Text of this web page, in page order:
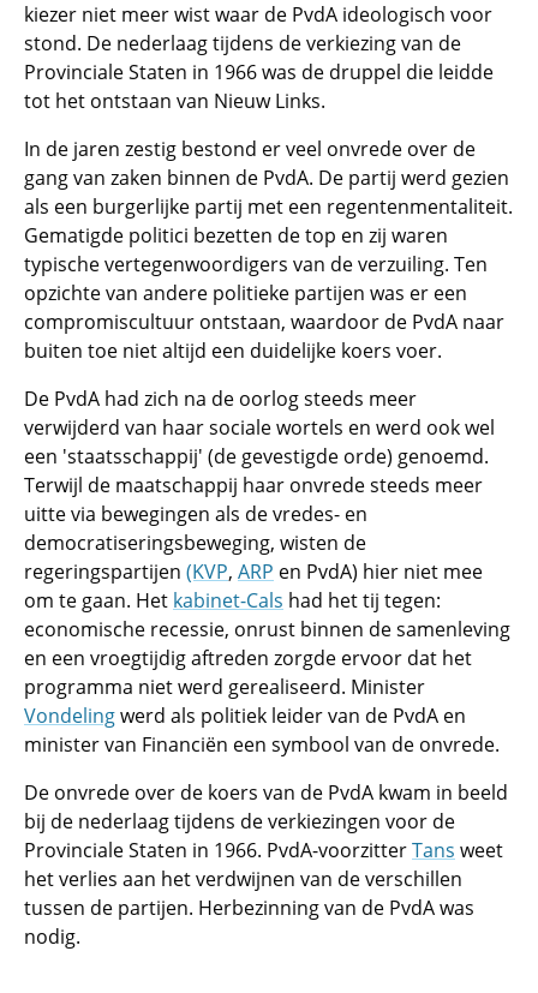
kiezer niet meer wist waar de PvdA ideologisch voor
stond. De nederlaag tijdens de verkiezing van de
Provinciale Staten in 1966 was de druppel die leidde
tot het ontstaan van Nieuw Links.
In de jaren zestig bestond er veel onvrede over de
gang van zaken binnen de PvdA. De partij werd gezien
als een burgerlijke partij met een regentenmentaliteit.
Gematigde politici bezetten de top en zij waren
typische vertegenwoordigers van de verzuiling. Ten
opzichte van andere politieke partijen was er een
compromiscultuur ontstaan, waardoor de PvdA naar
buiten toe niet altijd een duidelijke koers voer.
De PvdA had zich na de oorlog steeds meer
verwijderd van haar sociale wortels en werd ook wel
een 'staatsschappij' (de gevestigde orde) genoemd.
Terwijl de maatschappij haar onvrede steeds meer
uitte via bewegingen als de vredes- en
democratiseringsbeweging, wisten de
regeringspartijen (KVP, ARP en PvdA) hier niet mee
om te gaan. Het kabinet-Cals had het tij tegen:
economische recessie, onrust binnen de samenleving
en een vroegtijdig aftreden zorgde ervoor dat het
programma niet werd gerealiseerd. Minister
Vondelingwerd als politiek leider van de PvdA en
minister van Financiën een symbool van de onvrede.
De onvrede over de koers van de PvdA kwam in beeld
bij de nederlaag tijdens de verkiezingen voor de
Provinciale Staten in 1966. PvdA-voorzitterTans weet
het verlies aan het verdwijnen van de verschillen
tussen de partijen. Herbezinning van de PvdA was
nodig.